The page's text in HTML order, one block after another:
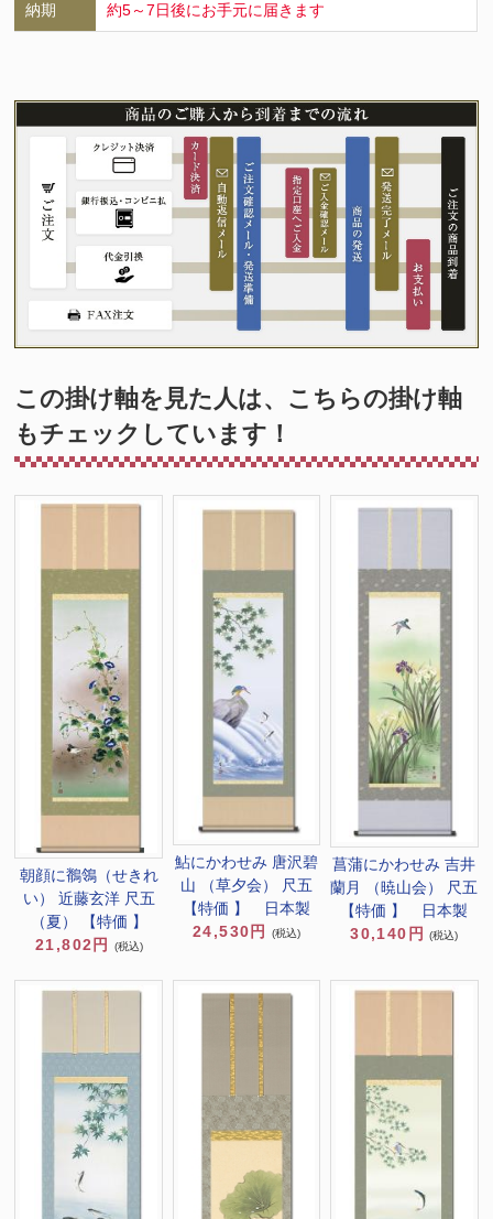
納期 約5～7日後にお手元に届きます
この掛け軸を見た人は、こちらの掛け軸
もチェックしています！
朝顔に鶺鴒（せきれ
い） 近藤玄洋 尺五
（夏） 【特価 】
21,802円
(税込)
鮎にかわせみ 唐沢碧
山 （草夕会） 尺五
【特価 】 日本製
24,530円
(税込)
菖蒲にかわせみ 吉井
蘭月 （暁山会） 尺五
【特価 】 日本製
30,140円
(税込)